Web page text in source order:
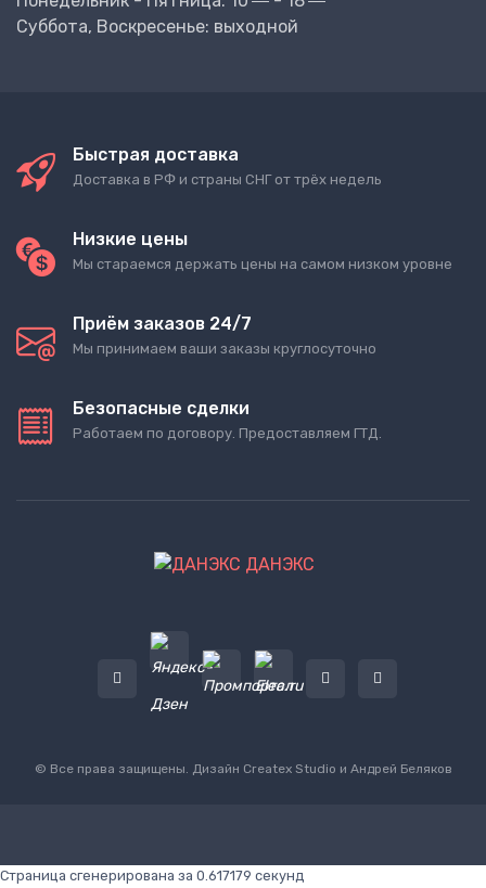
Суббота, Воскресенье: выходной
Быстрая доставка
Доставка в РФ и страны СНГ от трёх недель
Низкие цены
Мы стараемся держать цены на самом низком уровне
Приём заказов 24/7
Мы принимаем ваши заказы круглосуточно
Безопасные сделки
Работаем по договору. Предоставляем ГТД.
ДАНЭКС
© Все права защищены. Дизайн Createx Studio и Андрей Беляков
Страница сгенерирована за 0.617179 секунд